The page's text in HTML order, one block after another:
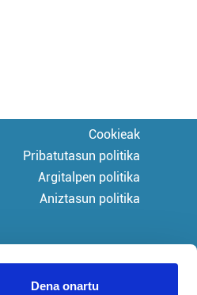
Dena onartu
Cookieak
Pribatutasun politika
Argitalpen politika
Aniztasun politika